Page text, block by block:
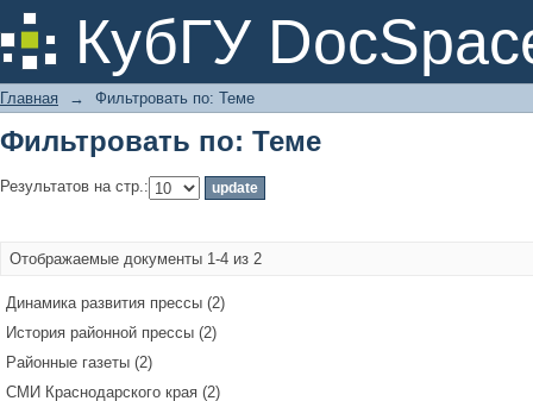
КубГУ
Фильтровать по: Теме
Главная → Фильтровать по: Теме
Фильтровать по: Теме
Результатов на стр.:
Отображаемые документы 1-4 из 2
Динамика развития прессы (2)
История районной прессы (2)
Районные газеты (2)
СМИ Краснодарского края (2)